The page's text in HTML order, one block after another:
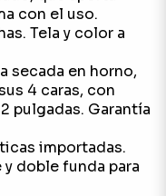
con el uso.
Tela y color a
secada en horno,
4 caras, con
pulgadas. Garantía
importadas.
doble funda para